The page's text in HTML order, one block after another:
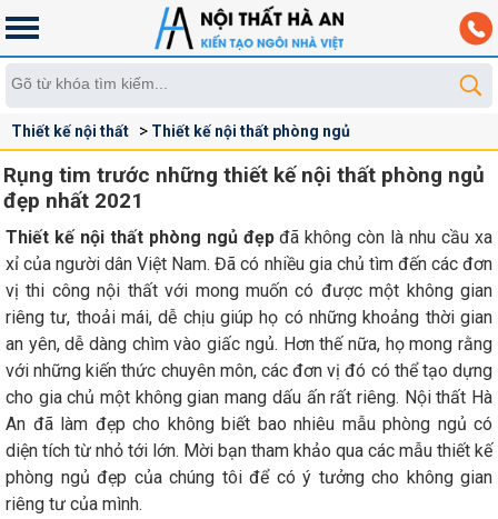
Thiết kế nội thất Thiết kế nội thất phòng ngủ
Rụng tim trước những thiết kế nội thất phòng ngủ
đẹp nhất 2021
Thiết kế nội thất phòng ngủ đẹpđã không còn là nhu cầu xa
xỉ của người dân Việt Nam. Đã có nhiều gia chủ tìm đến các đơn
vị thi công nội thất với mong muốn có được một không gian
riêng tư, thoải mái, dễ chịu giúp họ có những khoảng thời gian
an yên, dễ dàng chìm vào giấc ngủ. Hơn thế nữa, họ mong rằng
với những kiến thức chuyên môn, các đơn vị đó có thể tạo dựng
cho gia chủ một không gian mang dấu ấn rất riêng. Nội thất Hà
An đã làm đẹp cho không biết bao nhiêu mẫu phòng ngủ có
diện tích từ nhỏ tới lớn. Mời bạn tham khảo qua các mẫu thiết kế
phòng ngủ đẹp của chúng tôi để có ý tưởng cho không gian
riêng tư của mình.